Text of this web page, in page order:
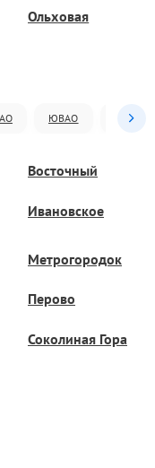
Ольховая
ЮВАО ЮАО
Восточный
Ивановское
Метрогородок
Перово
Соколиная Гора